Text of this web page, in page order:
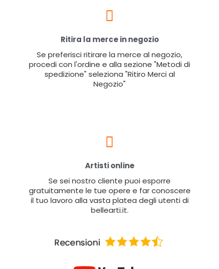
Ritira la merce in negozio
Se preferisci ritirare la merce al negozio,
procedi con l'ordine e alla sezione "Metodi di
spedizione" seleziona "Ritiro Merci al
Negozio"
Artisti online
Se sei nostro cliente puoi esporre
gratuitamente le tue opere e far conoscere
il tuo lavoro alla vasta platea degli utenti di
bellearti.it.